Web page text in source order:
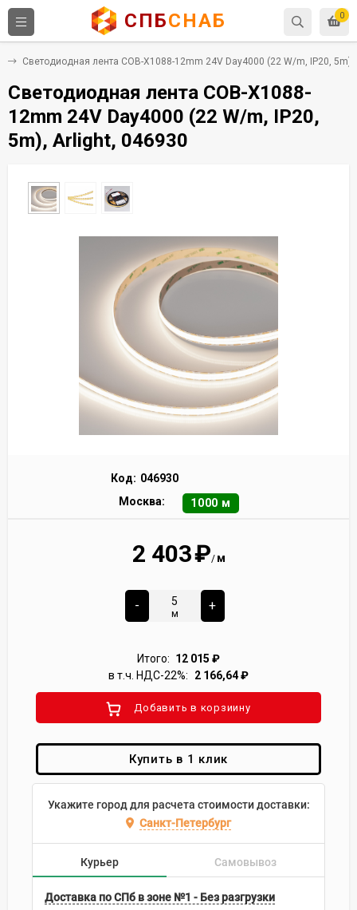
0
СПБСНАБ
Светодиодная лента COB-X1088-12mm 24V Day4000 (22 W/m, IP20,
Светодиодная лента COB-X1088-
12mm 24V Day4000 (22 W/m, IP20,
5m), Arlight, 046930
Код: 046930
Москва:
1000 м
2 403₽/ м
-
м
+
Итого: 12 015 ₽
в т.ч. НДС-22%:
2 166,64₽
Добавить в корзиину
Купить в 1 клик
Укажите город для расчета стоимости доставки:
Санкт-Петербург
Курьер Самовывоз
Доставка по СПб в зоне №1 - Без разгрузки